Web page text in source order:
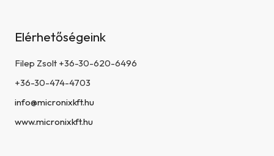
Elérhetőségeink
Filep Zsolt +36-30-620-6496
+36-30-474-4703
info@micronixkft.hu
www.micronixkft.hu